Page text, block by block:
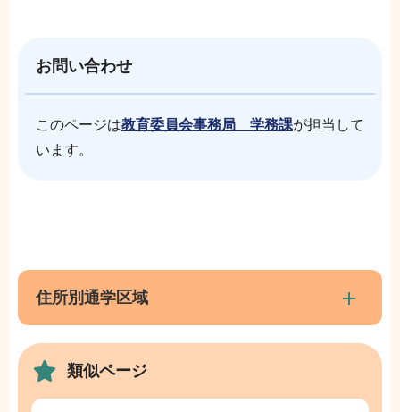
お問い合わせ
このページは教育委員会事務局 学務課が担当して
います。
こ
ま
で
ブ
ビ
住所別通学区域
類似ページ